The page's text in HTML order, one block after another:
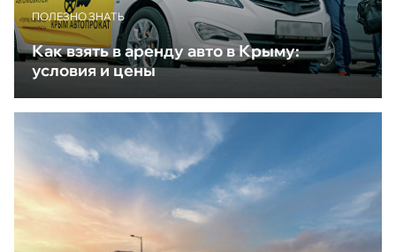
ПОЛЕЗНО ЗНАТЬ
Как взять в аренду авто в Крыму:
условия и цены